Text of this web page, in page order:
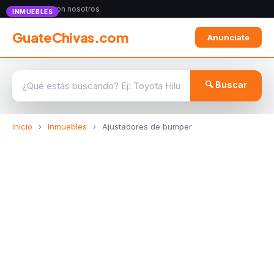
Anunciate con nosotros
GuateChivas.com Anunciate
🔍 Buscar
Inicio › Inmuebles › Ajustadores de bumper
INMUEBLES